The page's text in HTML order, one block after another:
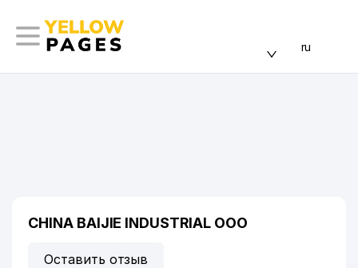
ru
CHINA BAIJIE INDUSTRIAL ООО
Оставить отзыв